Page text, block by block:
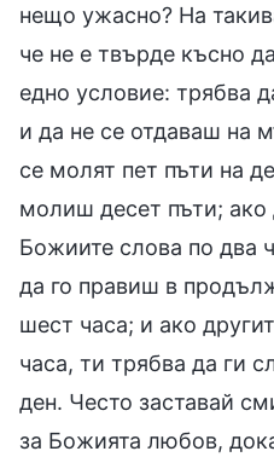
нещо ужасно? На
че не е твърде късно
едно условие: трябва
и да не се отдаваш на
се молят пет пъти на
молиш десет пъти; ако
Божиите слова по два
да го правиш в
шест часа; и ако
часа, ти трябва да ги
ден. Често заставай
за Божията любов,